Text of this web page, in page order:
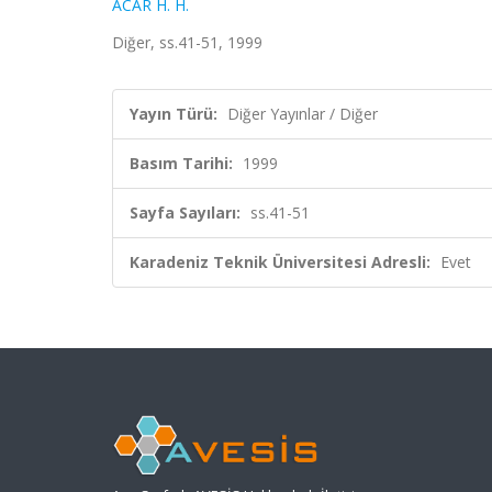
ACAR H. H.
Diğer, ss.41-51, 1999
Yayın Türü: Diğer Yayınlar / Diğer
Basım Tarihi: 1999
Sayfa Sayıları: ss.41-51
Karadeniz Teknik Üniversitesi Adresli: Evet